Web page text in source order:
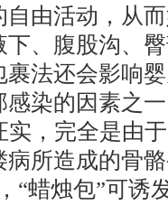
由活动，从
、腹股沟、
法还会影响
染的因素之
实，完全是由
所造成的骨
“蜡烛包”可诱